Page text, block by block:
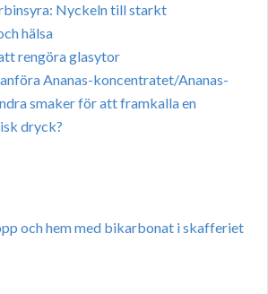
Nyckeln till starkt
hälsa
rengöra glasytor
Ananas-koncentratet/Ananas-
smaker för att framkalla en
dryck?
och hem med bikarbonat i skafferiet